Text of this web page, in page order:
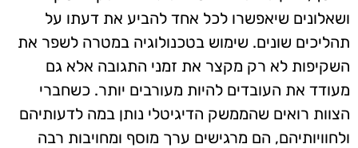
ושאלונים שיאפשרו לכל אחד להביע את דעתו על
תהליכים שונים. שימוש בטכנולוגיה במטרה לשפר את
השקיפות לא רק מקצר את זמני התגובה אלא גם
מעודד את העובדים להיות מעורבים יותר. כשחברי
הצוות רואים שהממשק הדיגיטלי נותן במה לדעותיהם
ולחוויותיהם, הם מרגישים ערך מוסף ומחויבות רבה